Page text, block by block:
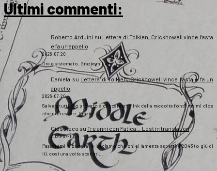
Ultimi commenti:
Roberto Arduini su Lettera di Tolkien, Crickhowell vince l’asta
e fa un appello
2026-07-20
Ora è sistemato. Grazie mille!
Daniela su Lettera di Tolkien, Crickhowell vince l’asta e fa un
appello
2026-07-20
Salve a tutti, ho provato a cliccare sul link della raccolta fondi ma mi dice
che non esiste. Grazie
Gipsoteco su Tre anni con Fatica… Lost in translation
2026-07-10
Passatemi la battuta: e lasciamo che chi si lamenta aspetti il 2043 (o giù di
lì), così una volta scaduti…